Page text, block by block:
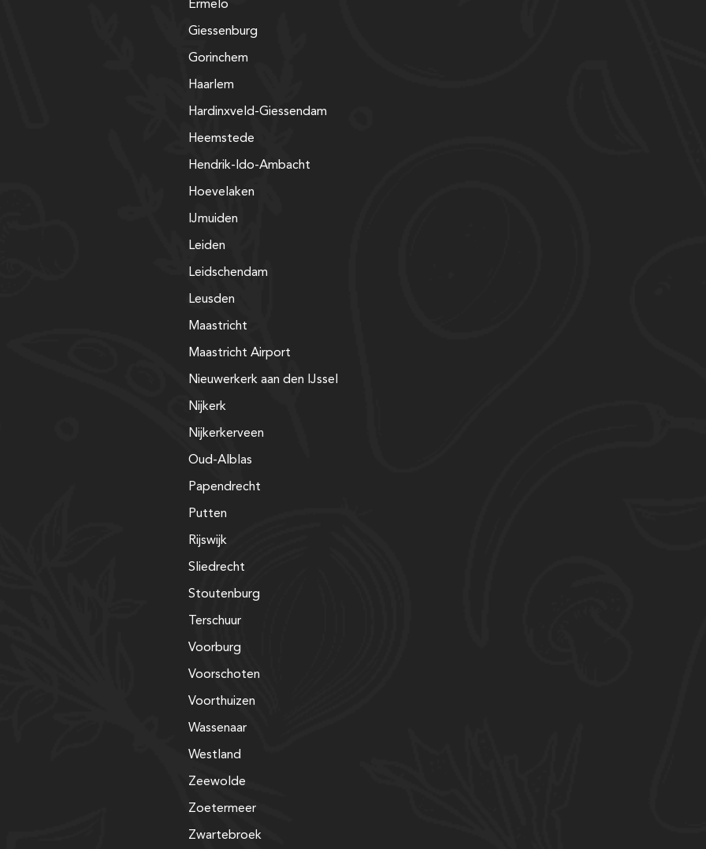
Ermelo
Giessenburg
Gorinchem
Haarlem
Hardinxveld-Giessendam
Heemstede
Hendrik-Ido-Ambacht
Hoevelaken
IJmuiden
Leiden
Leidschendam
Leusden
Maastricht
Maastricht Airport
Nieuwerkerk aan den IJssel
Nijkerk
Nijkerkerveen
Oud-Alblas
Papendrecht
Putten
Rijswijk
Sliedrecht
Stoutenburg
Terschuur
Voorburg
Voorschoten
Voorthuizen
Wassenaar
Westland
Zeewolde
Zoetermeer
Zwartebroek